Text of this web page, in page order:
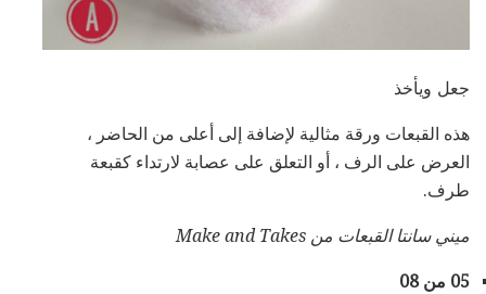
جعل ويأخذ
هذه القبعات ورقة مثالية لإضافة إلى أعلى من الحاضر ،
العرض على الرف ، أو التعلق على عصابة لارتداء كقبعة
طرف.
ميني سانتا القبعات من Make and Takes
05 من 08